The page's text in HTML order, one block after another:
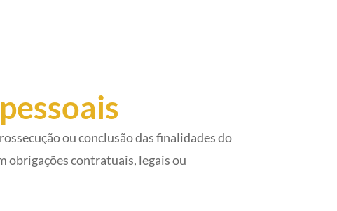
ou conclusão das finalidades do
obrigações contratuais, legais ou